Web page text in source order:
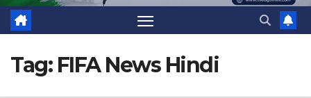
Tag: FIFA News Hindi